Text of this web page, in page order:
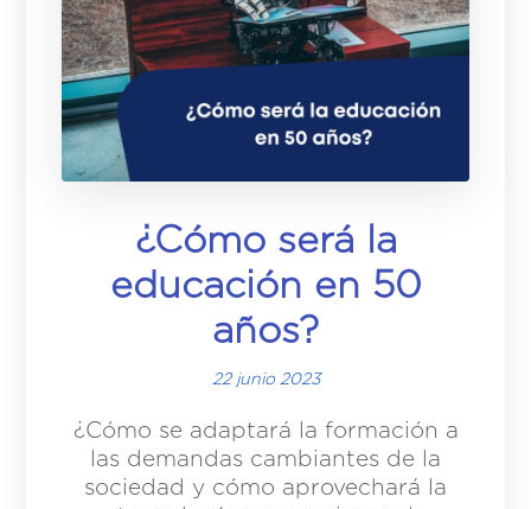
¿Cómo será la
educación en 50
años?
22 junio 2023
¿Cómo se adaptará la formación a
las demandas cambiantes de la
sociedad y cómo aprovechará la